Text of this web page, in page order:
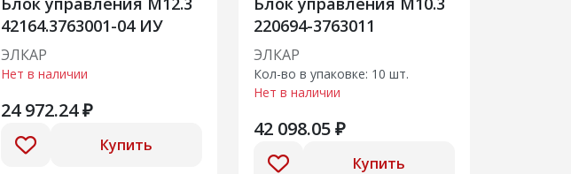
42164.3763001-04 ИУ
ЭЛКАР
Нет в наличии
24 972.24 ₽
Купить
220694-3763011
ЭЛКАР
Кол-во в упаковке: 10 шт.
Нет в наличии
42 098.05 ₽
Купить